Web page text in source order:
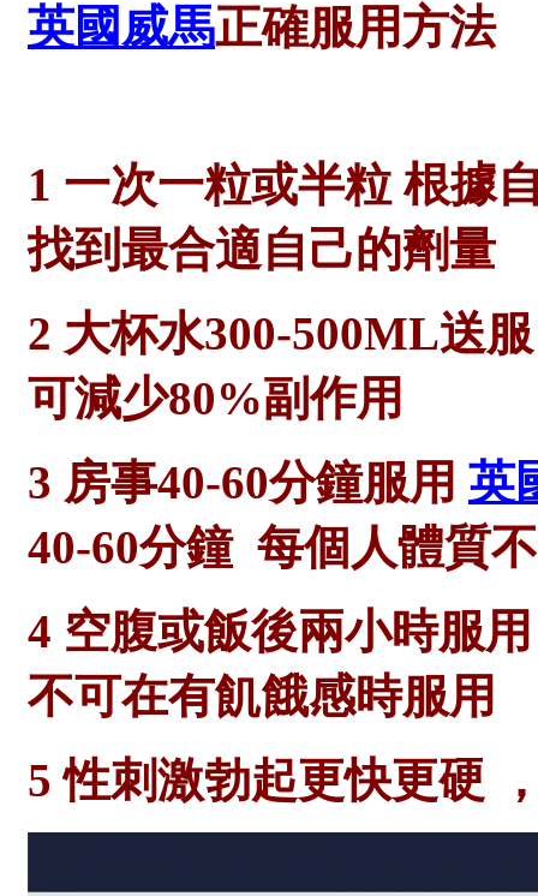
英國威馬正確服用方法
1 一次一粒或半粒 根據
找到最合適自己的劑量
2 大杯水300-500ML送
可減少80%副作用
3 房事40-60分鐘服用 英
40-60分鐘 每個人體質
4 空腹或飯後兩小時服
不可在有飢餓感時服用
5 性刺激勃起更快更硬